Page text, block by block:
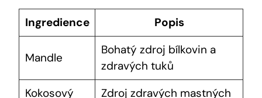
Ingredience Popis
Mandle
Bohatý zdroj bílkovin a
zdravých tuků
Kokosový
Zdroj zdravých mastných